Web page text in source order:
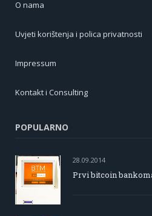
O nama
Uvjeti korištenja i polica privatnosti
Impressum
Kontakt i Consulting
POPULARNO
28.09.2014
Prvi bitcoin